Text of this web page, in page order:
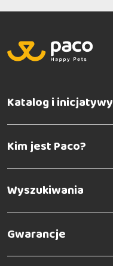
Katalog i inicjatywy
Kim jest Paco?
Wyszukiwania
Gwarancje